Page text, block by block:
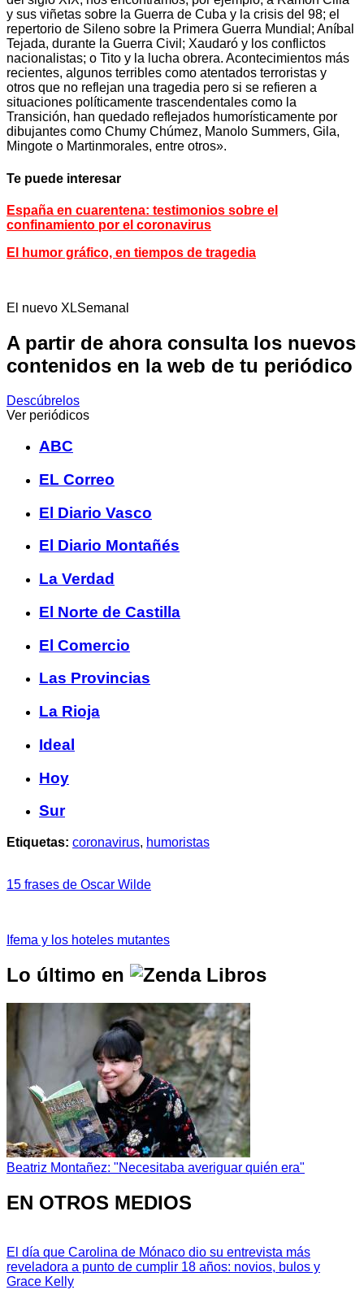
y sus viñetas sobre la Guerra de Cuba y la crisis del 98; el
repertorio de Sileno sobre la Primera Guerra Mundial; Aníbal
Tejada, durante la Guerra Civil; Xaudaró y los conflictos
nacionalistas; o Tito y la lucha obrera. Acontecimientos más
recientes, algunos terribles como atentados terroristas y
otros que no reflejan una tragedia pero si se refieren a
situaciones políticamente trascendentales como la
Transición, han quedado reflejados humorísticamente por
dibujantes como Chumy Chúmez, Manolo Summers, Gila,
Mingote o Martinmorales, entre otros».
Te puede interesar
España en cuarentena: testimonios sobre el
confinamiento por el coronavirus
El humor gráfico, en tiempos de tragedia
El nuevo XLSemanal
A partir de ahora consulta los nuevos
contenidos en la web de tu periódico
Descúbrelos
Ver periódicos
ABC
EL Correo
El Diario Vasco
El Diario Montañés
La Verdad
El Norte de Castilla
El Comercio
Las Provincias
La Rioja
Ideal
Hoy
Sur
Etiquetas: coronavirus, humoristas
15 frases de Oscar Wilde
Ifema y los hoteles mutantes
Lo último en
Beatriz Montañez: "Necesitaba averiguar quién era"
EN OTROS MEDIOS
El día que Carolina de Mónaco dio su entrevista más
reveladora a punto de cumplir 18 años: novios, bulos y
Grace Kelly